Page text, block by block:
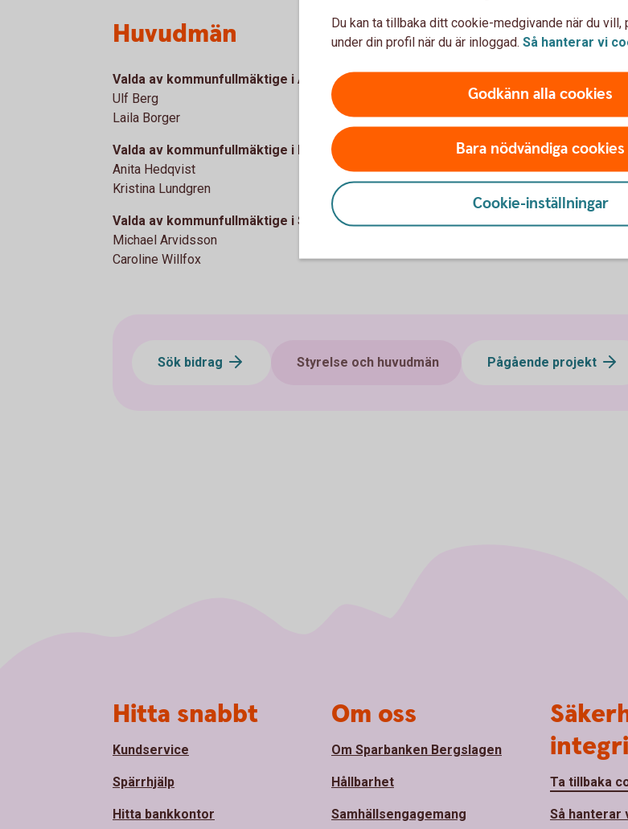
Huvudmän
Valda av kommunfullmäktige i Avesta kommun
Ulf Berg
Laila Borger
Valda av kommunfullmäktige i Hedemora kommun
Anita Hedqvist
Kristina Lundgren
Valda av kommunfullmäktige i Säters kommun
Michael Arvidsson
Caroline Willfox
Erica Drugge,
Joakim Ruth,
Christina
Mats
Sök bidrag Styrelse och huvudmän Pågående projekt
Du kan ta tillbaka ditt cookie-medgivande när du
under din profil när du är inloggad. Så hanterar vi
Godkänn alla cookies
Bara nödvändiga cookies
Cookie-inställningar
Hitta snabbt
Kundservice
Spärrhjälp
Hitta bankkontor
Om oss
Om Sparbanken Bergslagen
Hållbarhet
Samhällsengagemang
Ta tillbaka
Så hanterar